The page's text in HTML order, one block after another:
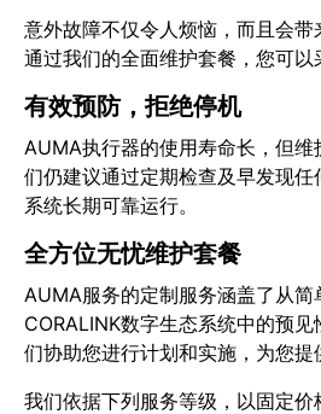
意外故障不仅令人烦恼，而且会带
通过我们的全面维护套餐，您可以
有效预防，拒绝停机
AUMA执行器的使用寿命长，但
们仍建议通过定期检查及早发现
系统长期可靠运行。
全方位无忧维护套餐
AUMA服务的定制服务涵盖了从简
CORALINK数字生态系统中的预
们协助您进行计划和实施，为您提
我们依据下列服务等级，以固定